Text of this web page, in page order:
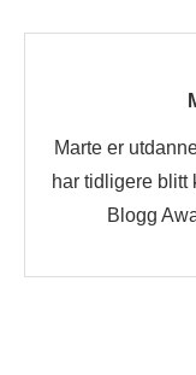
Marte er
har tidligere blitt
Blogg